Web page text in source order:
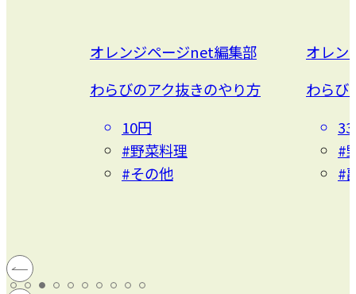
オレンジページnet編集部
わらびのアク抜きのやり方
10円
#野菜料理
#その他
オレン
わらび
#
#